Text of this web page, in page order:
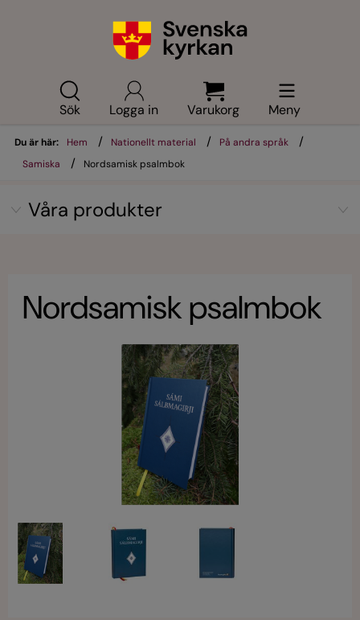
Sök Logga in Varukorg Meny
Du är här: Hem / Nationellt material / På andra språk /
Samiska / Nordsamisk psalmbok
Våra produkter
Nordsamisk psalmbok